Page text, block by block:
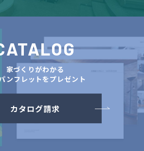
家づくりがわかる
ンフレットをプレゼント
カタログ請求